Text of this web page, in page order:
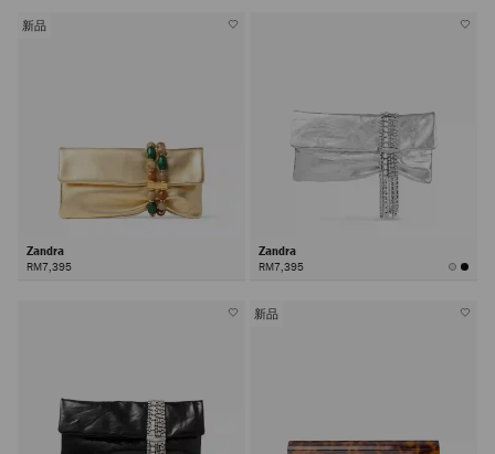
新品
Zandra
RM7,395
Zandra
RM7,395
新品